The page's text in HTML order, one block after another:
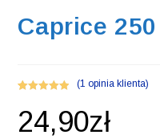
Caprice
5.00
na 5 na
podstawie
(1 opinia klienta)
24,90zł